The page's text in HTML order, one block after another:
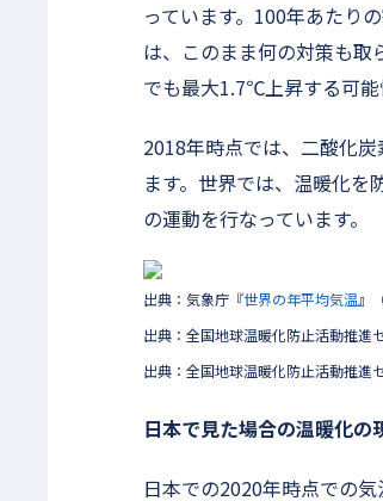
っています。100年あたり
は、このまま何の対策も
でも最大1.7℃上昇する可能
2018年時点では、二酸化
ます。世界では、温暖化
の運動を行なっています。
出典：気象庁『世界の年平均気温』
出典：全国地球温暖化防止活動推進
出典：全国地球温暖化防止活動推進
日本で見た場合の温暖化の
日本での2020年時点での